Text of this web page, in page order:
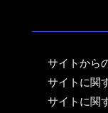
サイトから
サイトに関
サイトに関